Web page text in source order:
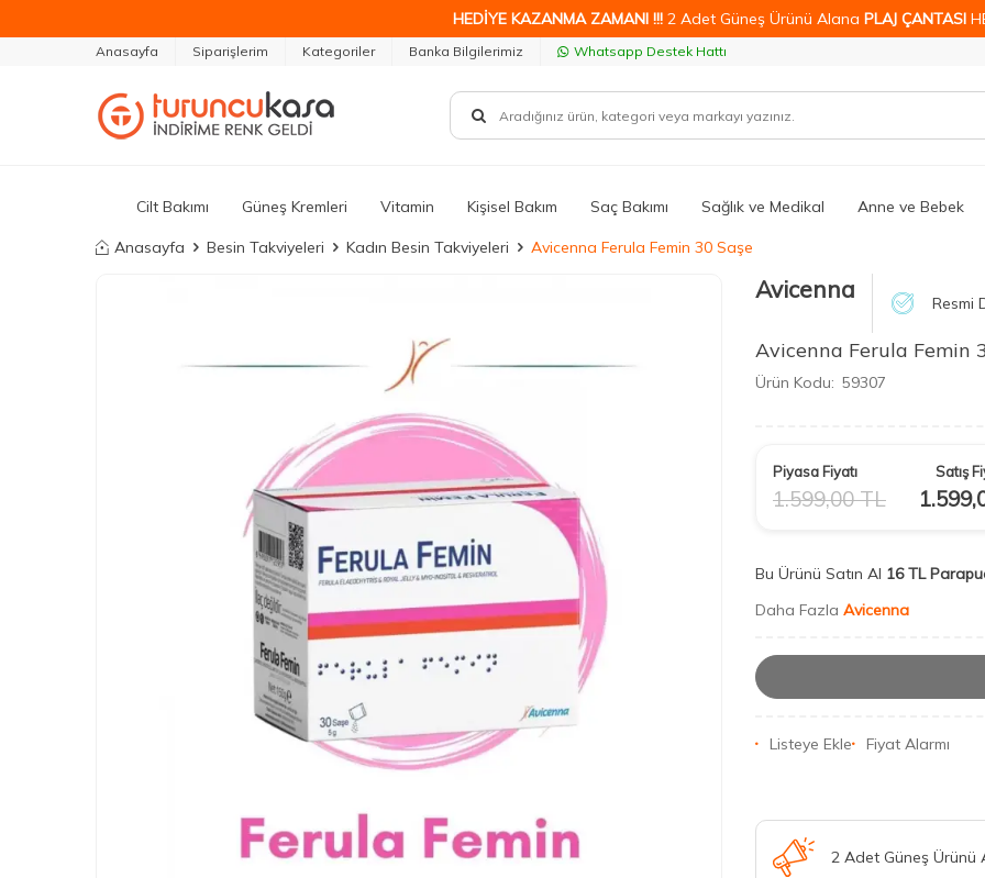
HEDİYE KAZANMA ZAMANI !!! 2 Adet Güneş Ürünü Alana PLAJ ÇANTASI
Anasayfa Siparişlerim Kategoriler Banka Bilgilerimiz Whatsapp Destek Hattı
Cilt Bakımı Güneş Kremleri Vitamin Kişisel Bakım Saç Bakımı Sağlık ve Medikal Anne ve Bebek
Anasayfa Besin Takviyeleri Kadın Besin Takviyeleri Avicenna Ferula Femin 30 Saşe
Avicenna Resmi
Avicenna Ferula Femin
Ürün Kodu: 59307
Piyasa Fiyatı
1.599,00TL
Satış
Bu Ürünü Satın Al 16 TL
Daha Fazla Avicenna
Listeye Ekle Fiyat Alarmı
2 Adet Güneş Ürünü